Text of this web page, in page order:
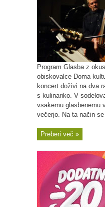
Program Glasba z
obiskovalce Doma
koncert doživi na dva
s kulinariko. V
vsakemu glasbenemu
večerjo. Na ta način
Preberi več »